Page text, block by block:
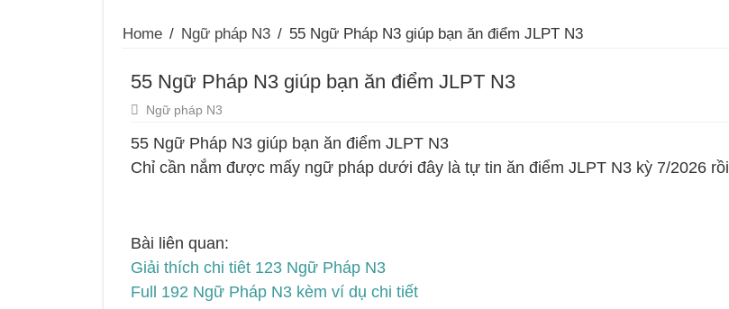
Home / Ngữ pháp N3 / 55 Ngữ Pháp N3 giúp bạn ăn điểm JLPT N3
55 Ngữ Pháp N3 giúp bạn ăn điểm JLPT N3
Ngữ pháp N3
55 Ngữ Pháp N3 giúp bạn ăn điểm JLPT N3
Chỉ cần nắm được mấy ngữ pháp dưới đây là tự tin ăn điểm JLPT N3 kỳ 7/2026 rồi
Bài liên quan:
Giải thích chi tiêt 123 Ngữ Pháp N3
Full 192 Ngữ Pháp N3 kèm ví dụ chi tiết